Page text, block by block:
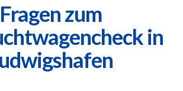
Fragen zum
in